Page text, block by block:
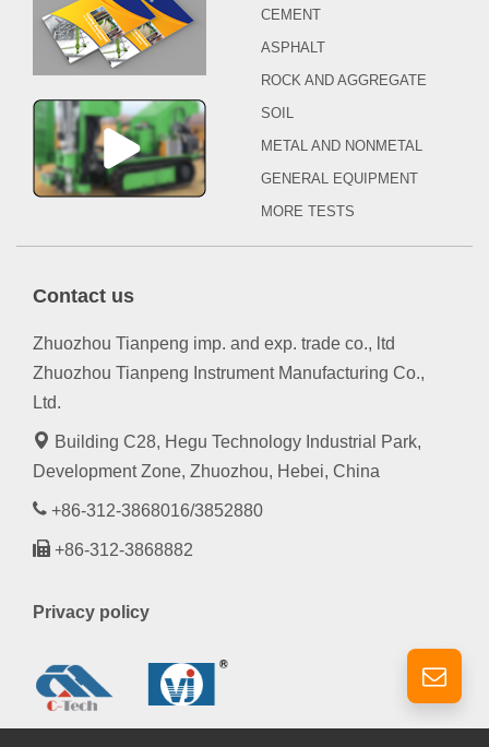
CEMENT
ASPHALT
ROCK AND AGGREGATE
SOIL
METAL AND NONMETAL
GENERAL EQUIPMENT
MORE TESTS
Contact us
Zhuozhou Tianpeng imp. and exp. trade co., ltd
Zhuozhou Tianpeng Instrument Manufacturing Co.,
Ltd.
Building C28, Hegu Technology Industrial Park,
Development Zone, Zhuozhou, Hebei, China
+86-312-3868016/3852880
+86-312-3868882
Privacy policy